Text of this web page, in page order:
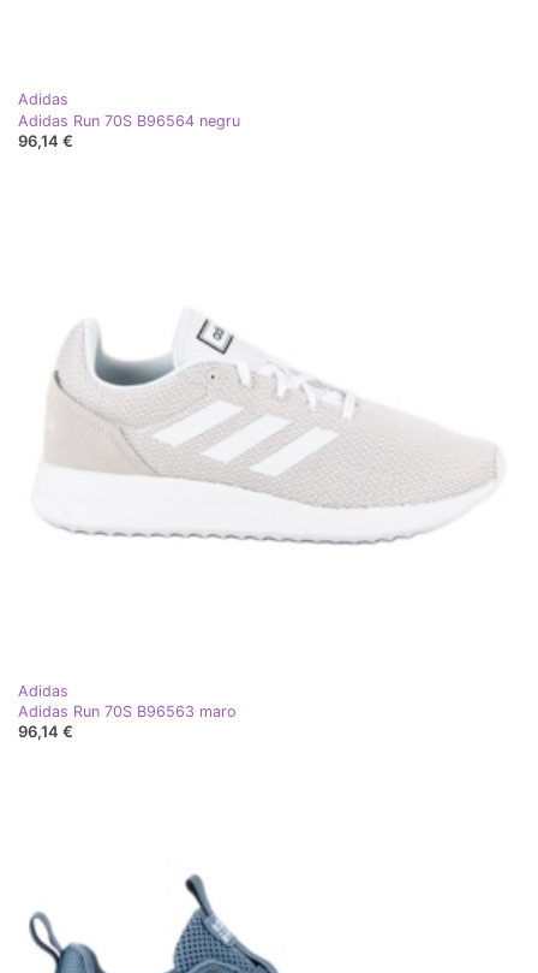
Adidas
Adidas Run 70S B96564 negru
96,14 €
Adidas
Adidas Run 70S B96563 maro
96,14 €